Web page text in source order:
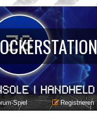
Spiel Registrieren